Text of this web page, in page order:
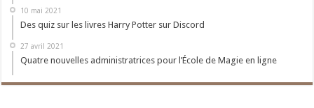
10 mai 2021
Des quiz sur les livres Harry Potter sur Discord
27 avril 2021
Quatre nouvelles administratrices pour l’École de Magie en ligne